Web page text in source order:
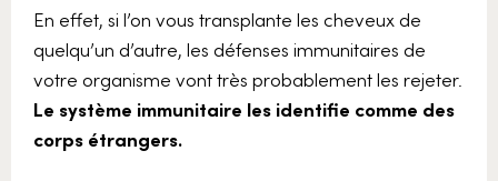
En effet, si l’on vous transplante les cheveux de
quelqu’un d’autre, les défenses immunitaires de
votre organisme vont très probablement les rejeter.
Le système immunitaire les identifie comme des
corps étrangers.